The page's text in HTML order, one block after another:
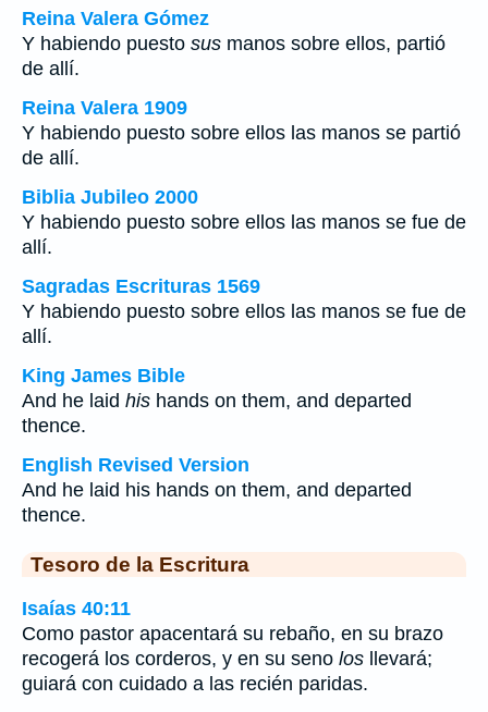
Reina Valera Gómez
Y habiendo puesto sus manos sobre ellos, partió
de allí.
Reina Valera 1909
Y habiendo puesto sobre ellos las manos se partió
de allí.
Biblia Jubileo 2000
Y habiendo puesto sobre ellos las manos se fue de
allí.
Sagradas Escrituras 1569
Y habiendo puesto sobre ellos las manos se fue de
allí.
King James Bible
And he laid his hands on them, and departed
thence.
English Revised Version
And he laid his hands on them, and departed
thence.
Tesoro de la Escritura
Isaías 40:11
Como pastor apacentará su rebaño, en su brazo
recogerá los corderos, y en su seno los llevará;
guiará con cuidado a las recién paridas.